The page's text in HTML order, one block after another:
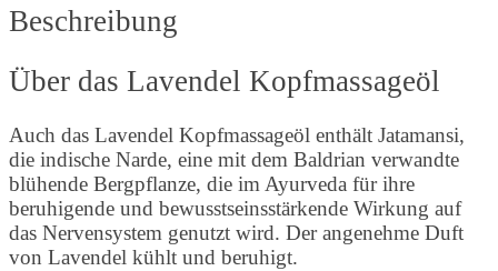
Beschreibung
Über das Lavendel Kopfmassageöl
Auch das Lavendel Kopfmassageöl enthält Jatamansi,
die indische Narde, eine mit dem Baldrian verwandte
blühende Bergpflanze, die im Ayurveda für ihre
beruhigende und bewusstseinsstärkende Wirkung auf
das Nervensystem genutzt wird. Der angenehme Duft
von Lavendel kühlt und beruhigt.